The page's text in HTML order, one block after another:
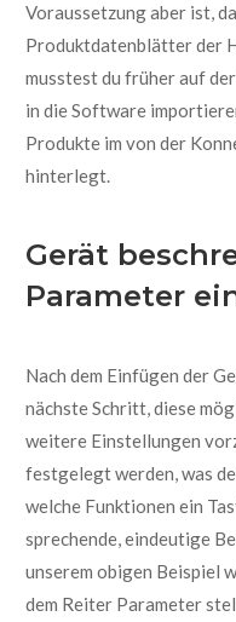
Voraussetzungaberist,
Produktdatenblätterder
musstest du früher auf
in die Software
Produkte im von der
hinterlegt.
Gerät
Parameter
Nach dem Einfügen der
nächste Schritt, diese
weitere Einstellungen
festgelegt werden, was
welche Funktionen ein
sprechende, eindeutige
unserem obigen Beispiel
dem Reiter Parameter